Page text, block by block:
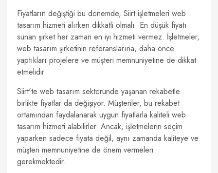
Fiyatların değiştiği bu dönemde, Siirt işletmeleri web
tasarım hizmeti alırken dikkatli olmalı. En düşük fiyatı
sunan şirket her zaman en iyi hizmeti vermez. İşletmeler,
web tasarım şirketinin referanslarına, daha önce
yaptıkları projelere ve müşteri memnuniyetine de dikkat
etmelidir.
Siirt'te web tasarım sektöründe yaşanan rekabetle
birlikte fiyatlar da değişiyor. Müşteriler, bu rekabet
ortamından faydalanarak uygun fiyatlarla kaliteli web
tasarım hizmeti alabilirler. Ancak, işletmelerin seçim
yaparken sadece fiyata değil, aynı zamanda kaliteye ve
müşteri memnuniyetine de önem vermeleri
gerekmektedir.